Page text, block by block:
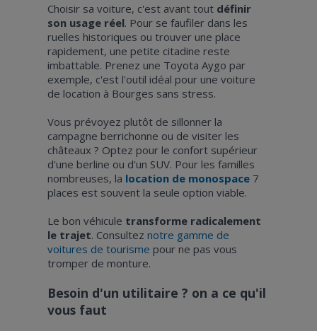
Choisir sa voiture, c'est avant tout définir
son usage réel. Pour se faufiler dans les
ruelles historiques ou trouver une place
rapidement, une petite citadine reste
imbattable. Prenez une Toyota Aygo par
exemple, c'est l'outil idéal pour une voiture
de location à Bourges sans stress.
Vous prévoyez plutôt de sillonner la
campagne berrichonne ou de visiter les
châteaux ? Optez pour le confort supérieur
d'une berline ou d'un SUV. Pour les familles
nombreuses, la location de monospace7
places est souvent la seule option viable.
Le bon véhicule transforme radicalement
le trajet. Consultez notre gamme de
voitures de tourisme pour ne pas vous
tromper de monture.
Besoin d'un utilitaire ? on a ce qu'il
vous faut